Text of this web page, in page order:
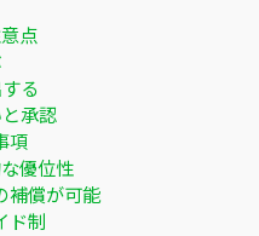
点
る
承認
項
優位性
補償が可能
ド制